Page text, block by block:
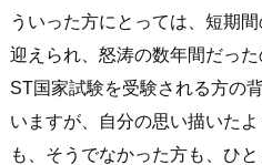
ういった方にとっては、短期
迎えられ、怒涛の数年間だった
ST国家試験を受験される方の
いますが、自分の思い描いた
も、そうでなかった方も、ひと